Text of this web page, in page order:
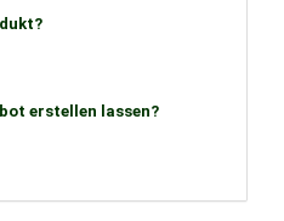
erstellen lassen?